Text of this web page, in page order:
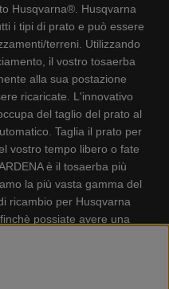
Husqvarna®. Husqvarna
i tipi di prato e può essere
terreni. Utilizzando
il vostro tosaerba
alla sua postazione
ricaricate. L'innovativo
del taglio del prato al
Taglia il prato per
vostro tempo libero o fate
è il tosaerba più
la più vasta gamma del
ricambio per Husqvarna
possiate avere una
Decespugliatori,